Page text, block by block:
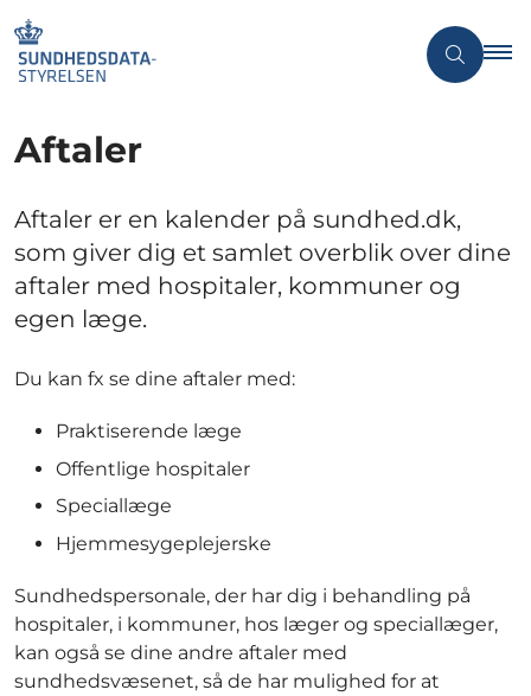
Aftaler
Aftaler er en kalender på sundhed.dk,
som giver dig et samlet overblik over dine
aftaler med hospitaler, kommuner og
egen læge.
Du kan fx se dine aftaler med:
Praktiserende læge
Offentlige hospitaler
Speciallæge
Hjemmesygeplejerske
Sundhedspersonale, der har dig i behandling på
hospitaler, i kommuner, hos læger og speciallæger,
kan også se dine andre aftaler med
sundhedsvæsenet, så de har mulighed for at